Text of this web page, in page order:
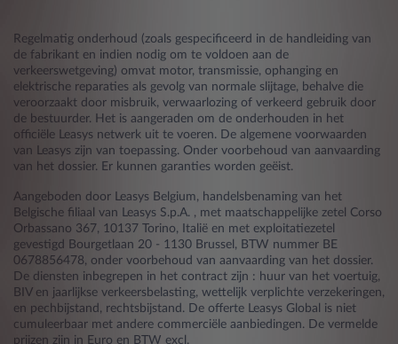
Regelmatig onderhoud (zoals gespecificeerd in de handleiding van
de fabrikant en indien nodig om te voldoen aan de
verkeerswetgeving) omvat motor, transmissie, ophanging en
elektrische reparaties als gevolg van normale slijtage, behalve die
veroorzaakt door misbruik, verwaarlozing of verkeerd gebruik door
de bestuurder. Het is aangeraden om de onderhouden in het
officiële Leasys netwerk uit te voeren. De algemene voorwaarden
van Leasys zijn van toepassing. Onder voorbehoud van aanvaarding
van het dossier. Er kunnen garanties worden geëist.
Aangeboden door Leasys Belgium, handelsbenaming van het
Belgische filiaal van Leasys S.p.A. , met maatschappelijke zetel Corso
Orbassano 367, 10137 Torino, Italië en met exploitatiezetel
gevestigd Bourgetlaan 20 - 1130 Brussel, BTW nummer BE
0678856478, onder voorbehoud van aanvaarding van het dossier.
De diensten inbegrepen in het contract zijn : huur van het voertuig,
BIV en jaarlijkse verkeersbelasting, wettelijk verplichte verzekeringen,
en pechbijstand, rechtsbijstand. De offerte Leasys Global is niet
cumuleerbaar met andere commerciële aanbiedingen. De vermelde
prijzen zijn in Euro en BTW excl.